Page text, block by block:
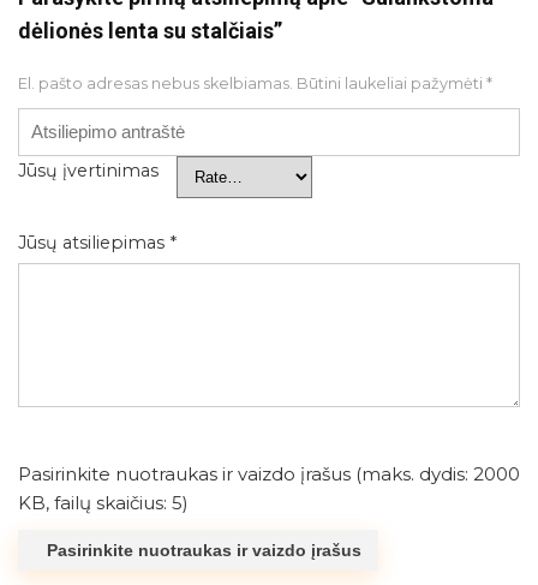
dėlionės lenta su stalčiais”
El. pašto adresas nebus skelbiamas. Būtini laukeliai pažymėti *
Jūsų įvertinimas
Jūsų atsiliepimas *
Pasirinkite nuotraukas ir vaizdo įrašus (maks. dydis: 2000
KB, failų skaičius: 5)
Pasirinkite nuotraukas ir vaizdo įrašus